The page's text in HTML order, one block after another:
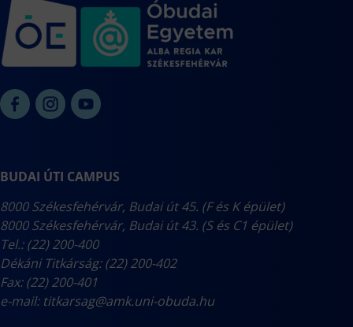
BUDAI ÚTI CAMPUS
8000 Székesfehérvár, Budai út 45. (F és K épület)
8000 Székesfehérvár, Budai út 43. (S és C1 épület)
Tel.: (22) 200-400
Dékáni Titkárság: (22) 200-402
Fax: (22) 200-401
e-mail: titkarsag@amk.uni-obuda.hu